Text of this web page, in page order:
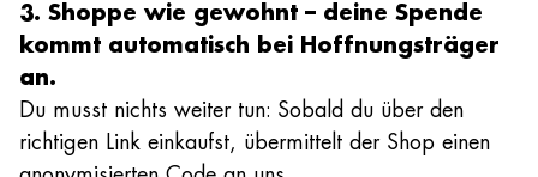
3. Shoppe wie gewohnt – deine Spende
kommt automatisch bei Hoffnungsträger
an.
Du musst nichts weiter tun: Sobald du über den
richtigen Link einkaufst, übermittelt der Shop einen